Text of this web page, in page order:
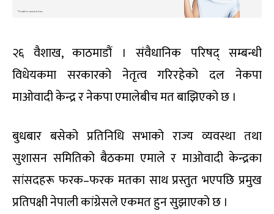
२६ वैशाख, काठमाडौं । संवैधानिक परिषद् सम्बन्धी
विधेयकमा सरकारको नेतृत्व गरिरहेको दल नेकपा
माओवादी केन्द्र र नेकपा एमालेबीच मत बाझिएको छ ।
बुधबार बसेको प्रतिनिधि सभाको राज्य व्यवस्था तथा
सुशासन समितिको बैठकमा एमाले र माओवादी केन्द्रका
सांसदहरू फरक–फरक मतका साथ प्रस्तुत भएपछि प्रमुख
प्रतिपक्षी नेपाली कांग्रेसले एकमत हुन सुझाएको छ ।